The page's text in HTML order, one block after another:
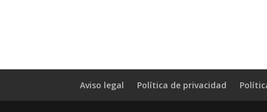
Aviso legal Política de privacidad